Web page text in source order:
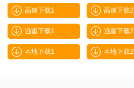
高速下载1 高速下载2
迅雷下载1 迅雷下载2
本地下载1 本地下载2